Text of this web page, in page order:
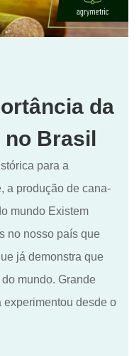
da
no Brasil
para a
a produção de cana-
mundo Existem
no nosso país que
já demonstra que
mundo. Grande
desde o